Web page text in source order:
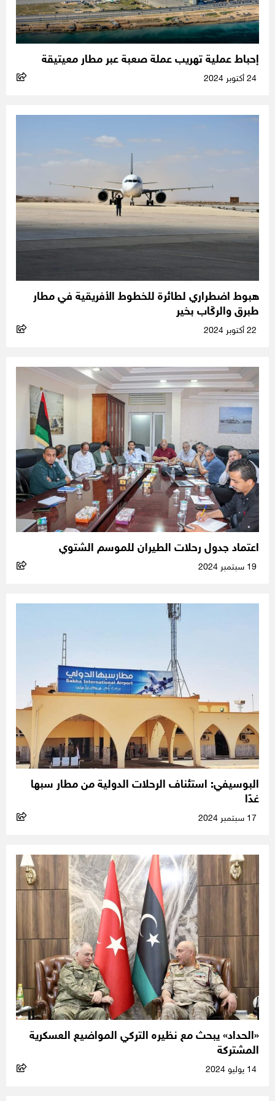
إحباط عملية تهريب عملة صعبة عبر مطار معيتيقة
هبوط اضطراري لطائرة للخطوط الأفريقية في مطار
طبرق والركّاب بخير
اعتماد جدول رحلات الطيران للموسم الشتوي
البوسيفي: استئناف الرحلات الدولية من مطار سبها
غدًا
«الحداد» يبحث مع نظيره التركي المواضيع العسكرية
المشتركة